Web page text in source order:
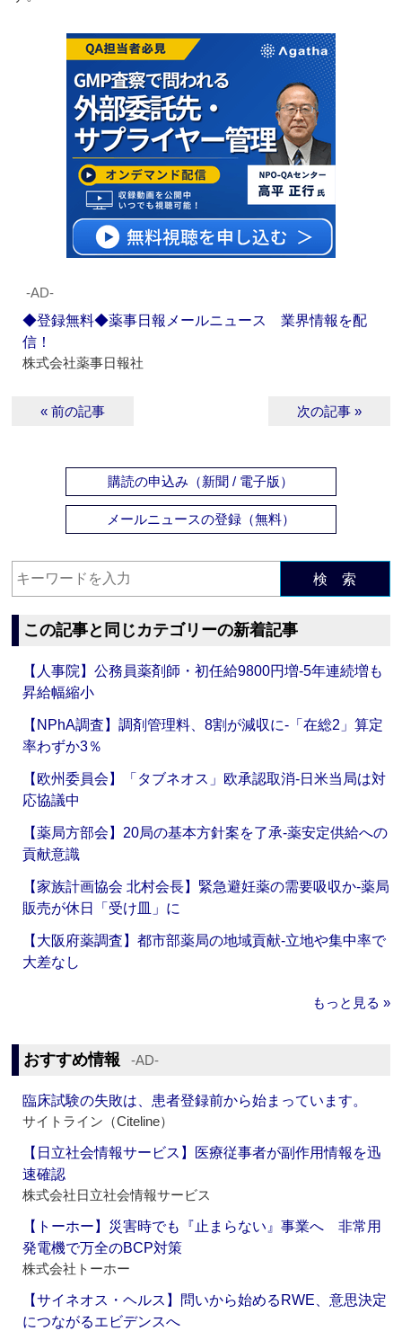
‐AD‐
◆登録無料◆薬事日報メールニュース 業界情報を配
信！
株式会社薬事日報社
« 前の記事 次の記事 »
購読の申込み（新聞 / 電子版）
メールニュースの登録（無料）
検 索
この記事と同じカテゴリーの新着記事
【人事院】公務員薬剤師・初任給9800円増‐5年連続増も
昇給幅縮小
【NPhA調査】調剤管理料、8割が減収に‐「在総2」算定
率わずか3％
【欧州委員会】「タブネオス」欧承認取消‐日米当局は対
応協議中
【薬局方部会】20局の基本方針案を了承‐薬安定供給への
貢献意識
【家族計画協会 北村会長】緊急避妊薬の需要吸収か‐薬局
販売が休日「受け皿」に
【大阪府薬調査】都市部薬局の地域貢献‐立地や集中率で
大差なし
もっと見る »
おすすめ情報 ‐AD‐
臨床試験の失敗は、患者登録前から始まっています。
サイトライン（Citeline）
【日立社会情報サービス】医療従事者が副作用情報を迅
速確認
株式会社日立社会情報サービス
【トーホー】災害時でも『止まらない』事業へ 非常用
発電機で万全のBCP対策
株式会社トーホー
【サイネオス・ヘルス】問いから始めるRWE、意思決定
につながるエビデンスへ